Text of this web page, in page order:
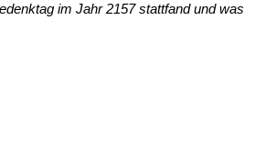
im Jahr 2157 stattfand und was